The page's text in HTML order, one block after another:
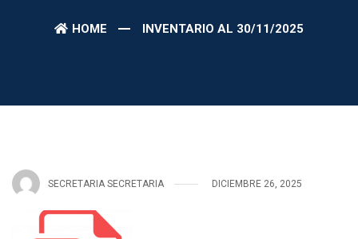
HOME INVENTARIO AL 30/11/2025
SECRETARIA SECRETARIA DICIEMBRE 26, 2025